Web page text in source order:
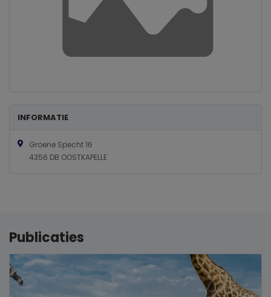
INFORMATIE
Groene Specht 16
4356 DB OOSTKAPELLE
Publicaties